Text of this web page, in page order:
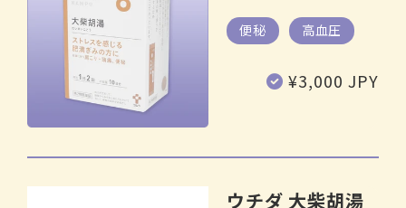
便秘 高血圧
通 ¥3,000 JPY
ウチダ 大柴胡湯